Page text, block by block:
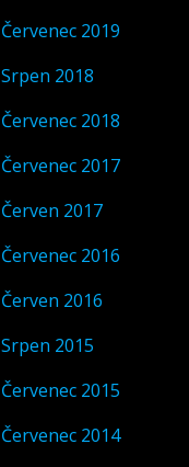
Červenec 2019
Srpen 2018
Červenec 2018
Červenec 2017
Červen 2017
Červenec 2016
Červen 2016
Srpen 2015
Červenec 2015
Červenec 2014